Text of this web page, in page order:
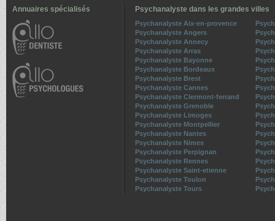
Annuaires spécialisés Psychanalyste dans les grandes villes
Psychanalyste Aix-en-provence
Psychanalyste Angers
Psychanalyste Annecy
Psychanalyste Arras
Psychanalyste Bayonne
Psychanalyste Bordeaux
Psychanalyste Brest
Psychanalyste Cannes
Psychanalyste Clermont-ferrand
Psychanalyste Grenoble
Psychanalyste Limoges
Psychanalyste Montpellier
Psychanalyste Nantes
Psychanalyste Nimes
Psychanalyste Perpignan
Psychanalyste Rennes
Psychanalyste Saint-etienne
Psychanalyste Toulon
Psychanalyste Tours